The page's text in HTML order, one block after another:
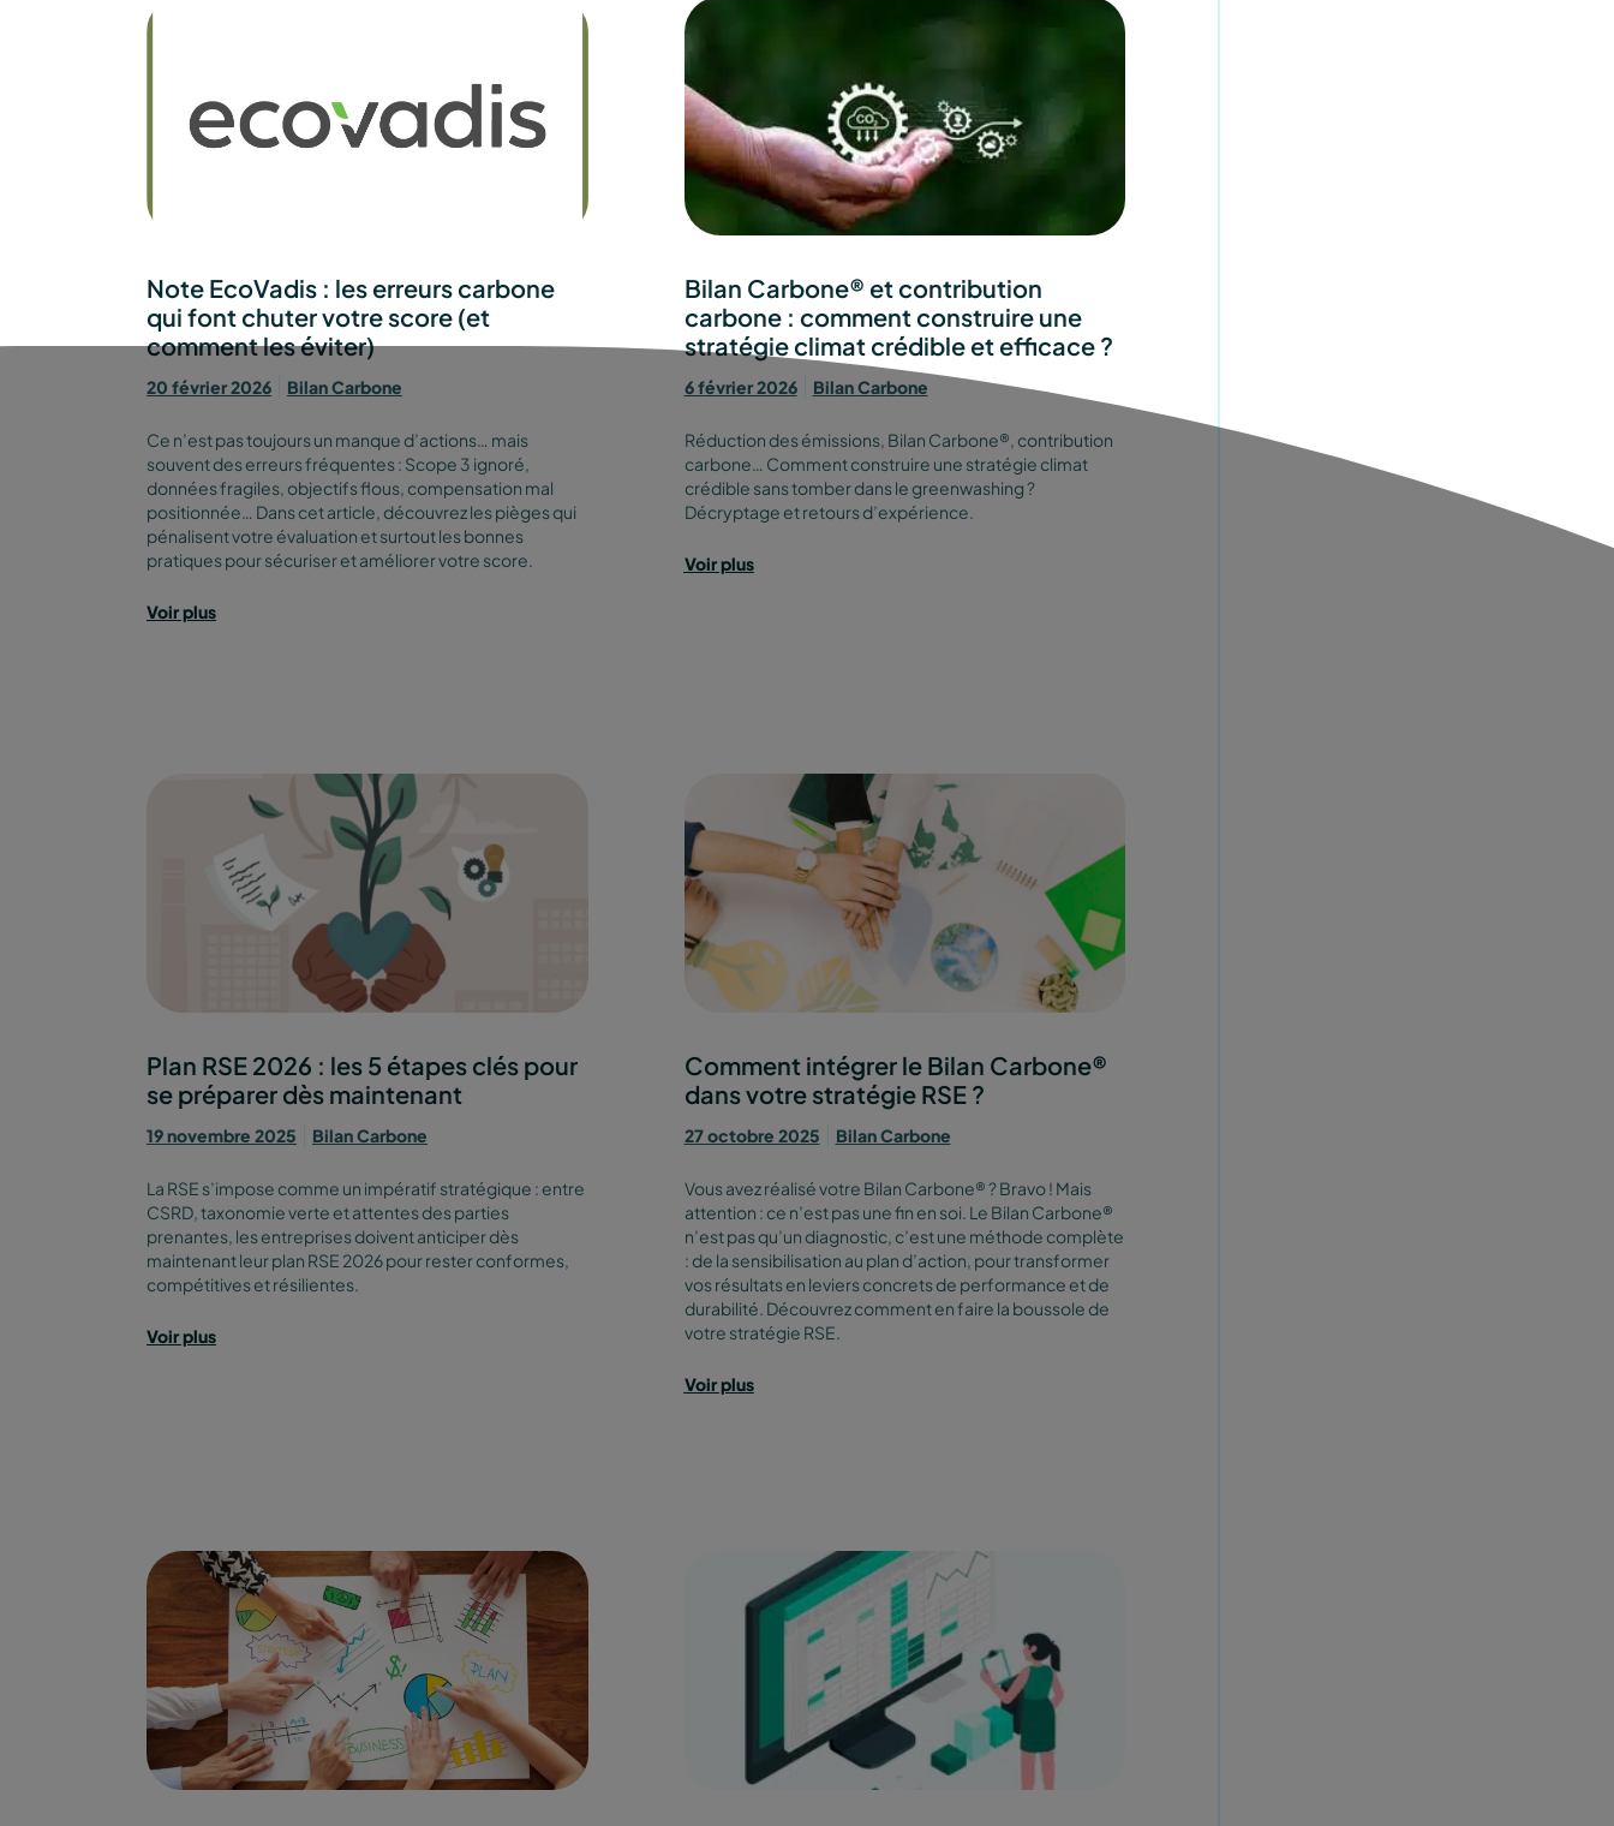
Note EcoVadis : les erreurs carbone
qui font chuter votre score (et
comment les éviter)
20 février 2026 Bilan Carbone
Ce n’est pas toujours un manque d’actions… mais
souvent des erreurs fréquentes : Scope 3 ignoré,
données fragiles, objectifs flous, compensation mal
positionnée… Dans cet article, découvrez les pièges qui
pénalisent votre évaluation et surtout les bonnes
pratiques pour sécuriser et améliorer votre score.
Voir plus
Bilan Carbone® et contribution
carbone : comment construire une
stratégie climat crédible et efficace ?
6 février 2026 Bilan Carbone
Réduction des émissions, Bilan Carbone®, contribution
carbone… Comment construire une stratégie climat
crédible sans tomber dans le greenwashing ?
Décryptage et retours d’expérience.
Voir plus
Plan RSE 2026 : les 5 étapes clés pour
se préparer dès maintenant
19 novembre 2025 Bilan Carbone
La RSE s’impose comme un impératif stratégique : entre
CSRD, taxonomie verte et attentes des parties
prenantes, les entreprises doivent anticiper dès
maintenant leur plan RSE 2026 pour rester conformes,
compétitives et résilientes.
Voir plus
Comment intégrer le Bilan Carbone®
dans votre stratégie RSE ?
27 octobre 2025 Bilan Carbone
Vous avez réalisé votre Bilan Carbone® ? Bravo ! Mais
attention : ce n’est pas une fin en soi. Le Bilan Carbone®
n’est pas qu’un diagnostic, c’est une méthode complète
: de la sensibilisation au plan d’action, pour transformer
vos résultats en leviers concrets de performance et de
durabilité. Découvrez comment en faire la boussole de
votre stratégie RSE.
Voir plus